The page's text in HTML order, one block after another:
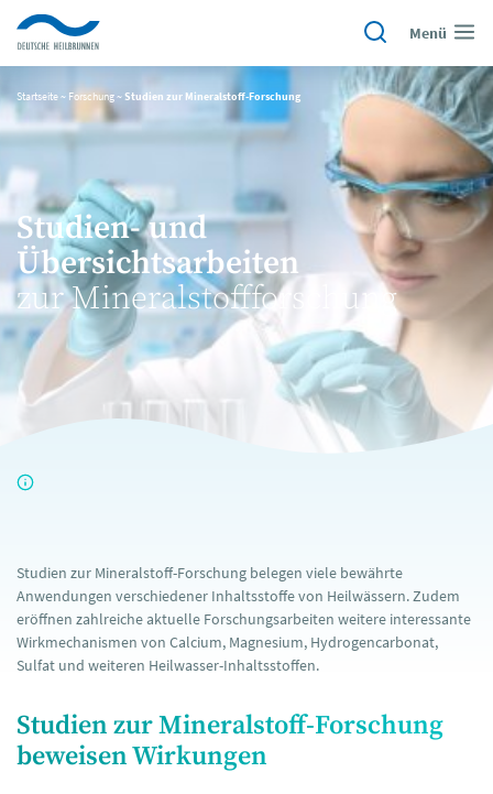
Menü
Startseite~ Forschung~ Studien zur Mineralstoff-Forschung
Studien- und
Übersichtsarbeiten
zur Mineralstoffforschung
Studien zur Mineralstoff-Forschung belegen viele bewährte
Anwendungen verschiedener Inhaltsstoffe von Heilwässern. Zudem
eröffnen zahlreiche aktuelle Forschungsarbeiten weitere interessante
Wirkmechanismen von Calcium, Magnesium, Hydrogencarbonat,
Sulfat und weiteren Heilwasser-Inhaltsstoffen.
Studien zur Mineralstoff-Forschung
beweisen Wirkungen